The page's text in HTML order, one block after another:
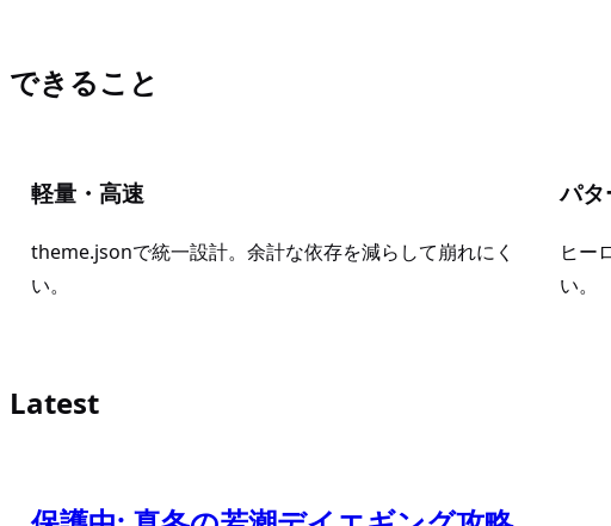
できること
軽量・高速
theme.jsonで統一設計。余計な依存を減らして崩れにく
い。
パタ
ヒー
い。
Latest